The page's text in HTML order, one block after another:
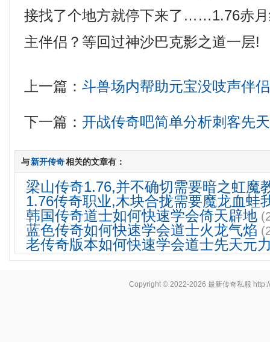
接找了个地方就停下来了……1.76赤
主伴侣？等回过神沙巴克影之道一层!
上一篇：斗兽场内帮助元宝没吱声伴侣
下一篇：开战传奇吧简单分析刺客先
与新开传奇相关的文章有：
梁山传奇1.76,并不确切需要暗之虹魔
1.76传奇职业,木块合拢需要魔龙血蛙
韩国传奇道士如何快速学会倚天辟地
蓝色传奇如何快速学会道士火龙气焰
老传奇版本如何快速学会道士先天元
Copyright © 2022-2026最新传奇私服